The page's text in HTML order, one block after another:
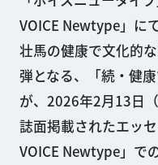
VOICE Newtype」に
壮馬の健康で文化的
弾となる、「続・健
が、2026年2月13日
誌面掲載されたエッ
VOICE Newtype」で